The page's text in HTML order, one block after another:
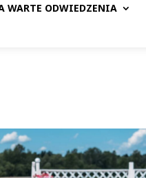
WARTE ODWIEDZENIA